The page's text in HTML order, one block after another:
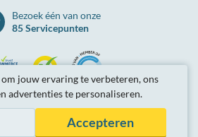
Bezoek één van onze
85 Servicepunten
Kiyoh NLconnect
Tarieven zijn inclusief btw.
jouw ervaring te verbeteren, ons
advertenties te personaliseren.
Accepteren